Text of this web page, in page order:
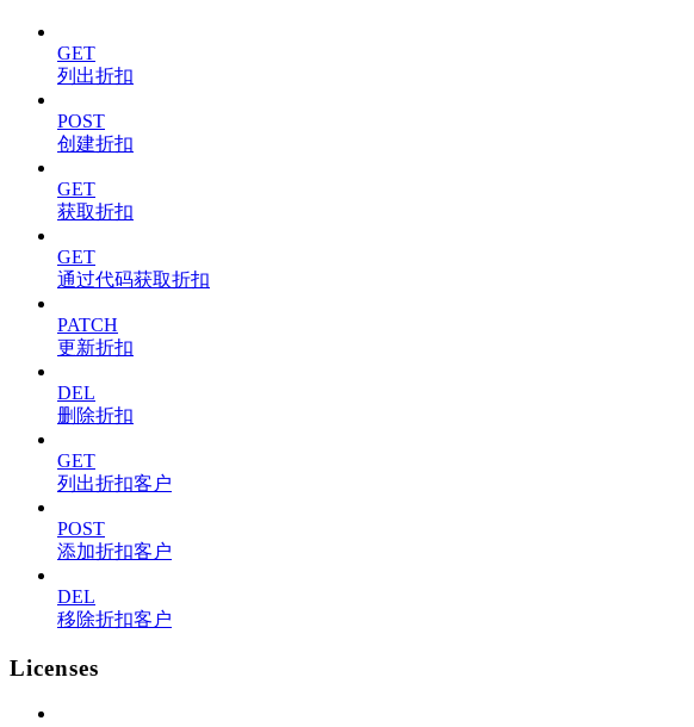
GET
列出折扣
POST
创建折扣
GET
获取折扣
GET
通过代码获取折扣
PATCH
更新折扣
DEL
删除折扣
GET
列出折扣客户
POST
添加折扣客户
DEL
移除折扣客户
Licenses